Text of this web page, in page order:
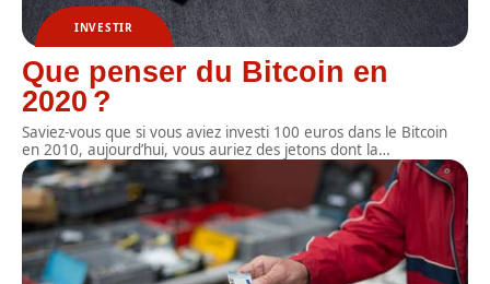
INVESTIR
Que penser du Bitcoin en
2020 ?
Saviez-vous que si vous aviez investi 100 euros dans le Bitcoin
en 2010, aujourd’hui, vous auriez des jetons dont la…